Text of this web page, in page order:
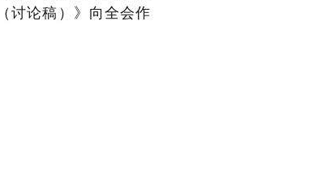
讨论稿）》向全会作